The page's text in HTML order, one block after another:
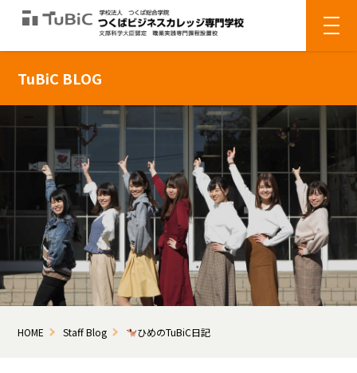
TuBiC BLOG
HOME Staff Blog ひめのTuBiC日記